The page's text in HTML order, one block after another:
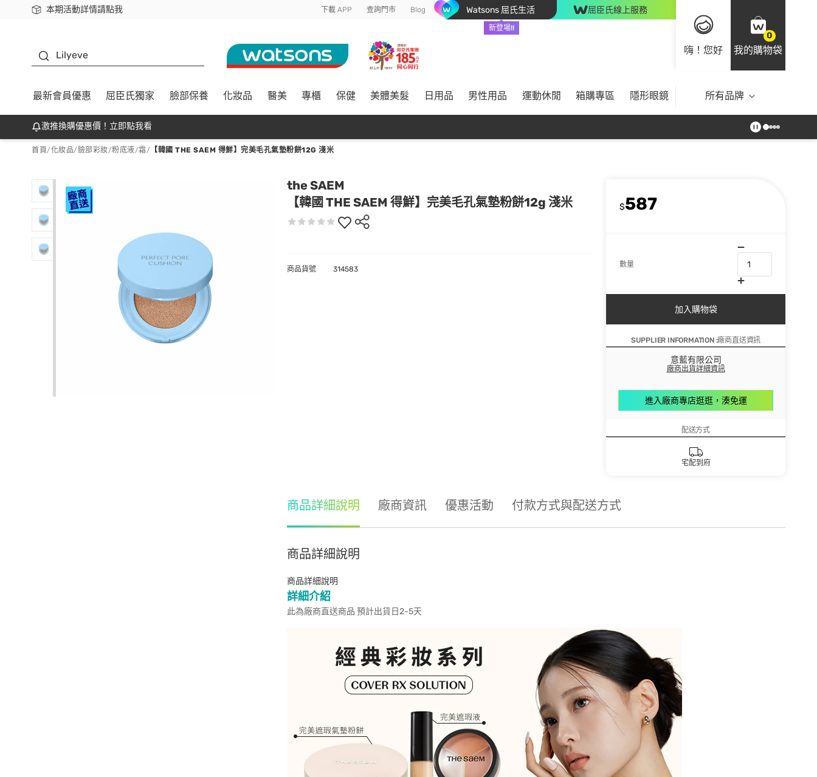
本期活動詳情請點我
下載app最高回饋$350 下載 APP 查詢門市 Blog Watsons 屈氏生活
新登場!!
屈臣氏線上服務
嗨！您好
0
我的購物袋
Lilyeve
最新會員優惠 屈臣氏獨家 臉部保養 化妝品 醫美 專櫃 保健 美體美髮 日用品 男性用品 運動休閒 箱購專區 隱形眼鏡 所有品牌
激推換購優惠價！立即點我看
首頁/化妝品/臉部彩妝/粉底液/霜/ 【韓國 THE SAEM 得鮮】完美毛孔氣墊粉餅12G 淺米
the SAEM
【韓國 THE SAEM 得鮮】完美毛孔氣墊粉餅12g 淺米
$587
數量
加入購物袋
SUPPLIER INFORMATION :廠商直送資訊
意藍有限公司
廠商出貨詳細資訊
進入廠商專店逛逛，湊免運
配送方式
宅配到府
商品貨號 314583
商品詳細說明 廠商資訊 優惠活動 付款方式與配送方式
商品詳細說明
商品詳細說明
詳細介紹
此為廠商直送商品 預計出貨日2-5天